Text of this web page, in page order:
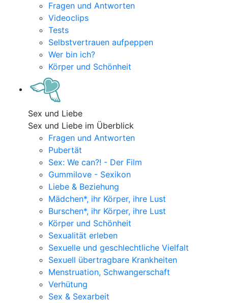
Fragen und Antworten
Videoclips
Tests
Selbstvertrauen aufpeppen
Wer bin ich?
Körper und Schönheit
Sex und Liebe
Sex und Liebe im Überblick
Fragen und Antworten
Pubertät
Sex: We can?! - Der Film
Gummilove - Sexikon
Liebe & Beziehung
Mädchen*, ihr Körper, ihre Lust
Burschen*, ihr Körper, ihre Lust
Körper und Schönheit
Sexualität erleben
Sexuelle und geschlechtliche Vielfalt
Sexuell übertragbare Krankheiten
Menstruation, Schwangerschaft
Verhütung
Sex & Sexarbeit